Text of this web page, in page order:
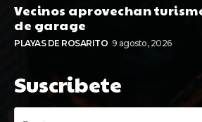
Vecinos aprovechan
de garage
PLAYAS DE ROSARITO 9 agosto, 2026
Suscribete